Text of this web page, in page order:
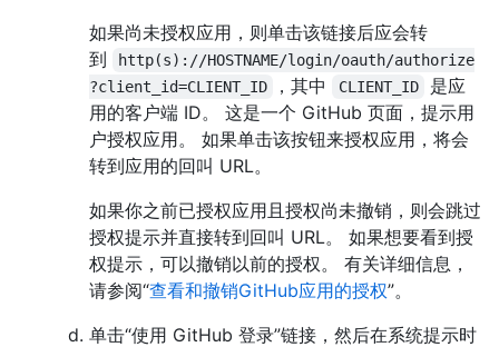
如果尚未授权应用，则单击该链接后应会转
到
http(s)://HOSTNAME/login/oauth/authorize
?client_id=CLIENT_ID
，其中 CLIENT_ID
是应
用的客户端 ID。 这是一个 GitHub 页面，提示用
户授权应用。 如果单击该按钮来授权应用，将会
转到应用的回叫 URL。
如果你之前已授权应用且授权尚未撤销，则会跳过
授权提示并直接转到回叫 URL。 如果想要看到授
权提示，可以撤销以前的授权。 有关详细信息，
请参阅“查看和撤销GitHub应用的授权”。
单击“使用 GitHub 登录”链接，然后在系统提示时